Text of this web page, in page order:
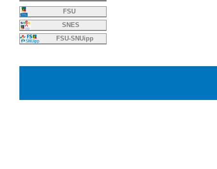
FSU
SNES
FSU-SNUipp